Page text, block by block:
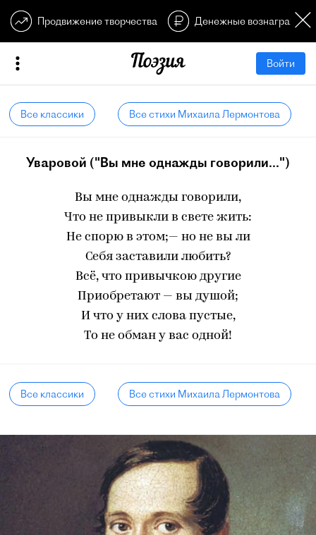
Продвижение творчества Денежные
Войти
Все классики Все стихи Михаила Лермонтова
Уваровой ("Вы мне однажды говорили...")
Вы мне однажды говорили,
Что не привыкли в свете жить:
Не спорю в этом;— но не вы ли
Себя заставили любить?
Всё, что привычкою другие
Приобретают — вы душой;
И что у них слова пустые,
То не обман у вас одной!
Все классики Все стихи Михаила Лермонтова